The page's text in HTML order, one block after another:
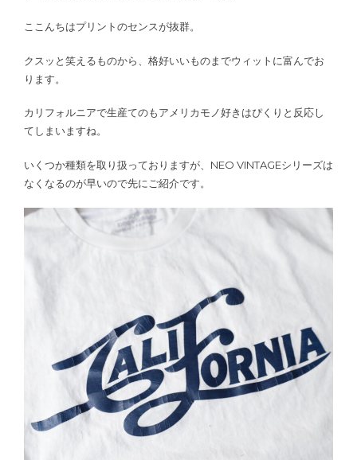
ここんちはプリントのセンスが抜群。
クスッと笑えるものから、格好いいものまでウィットに富んでお
ります。
カリフォルニアで生産てのもアメリカモノ好きはぴくりと反応し
てしまいますね。
いくつか種類を取り扱っておりますが、NEO VINTAGEシリーズは
なくなるのが早いので先にご紹介です。